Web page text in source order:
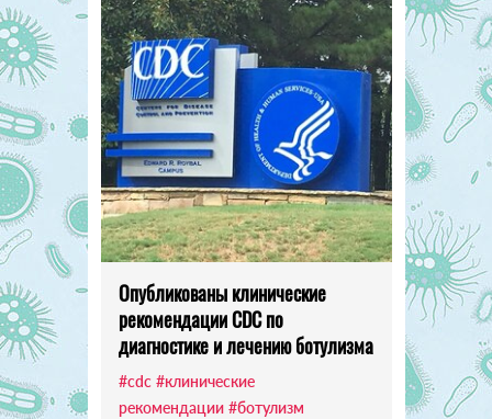
Опубликованы клинические
рекомендации CDC по
диагностике и лечению ботулизма
#cdc #клинические
рекомендации #ботулизм